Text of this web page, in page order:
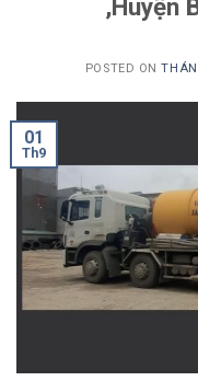
,Huyện
POSTED ON
01
Th9